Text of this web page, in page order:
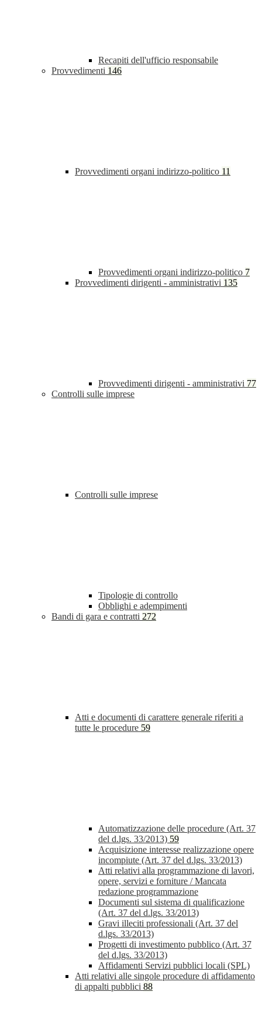
Recapiti dell'ufficio responsabile
Provvedimenti 146
Provvedimenti organi indirizzo-politico 11
Provvedimenti organi indirizzo-politico 7
Provvedimenti dirigenti - amministrativi 135
Provvedimenti dirigenti - amministrativi 77
Controlli sulle imprese
Controlli sulle imprese
Tipologie di controllo
Obblighi e adempimenti
Bandi di gara e contratti 272
Atti e documenti di carattere generale riferiti a
tutte le procedure 59
Automatizzazione delle procedure (Art. 37
del d.lgs. 33/2013) 59
Acquisizione interesse realizzazione opere
incompiute (Art. 37 del d.lgs. 33/2013)
Atti relativi alla programmazione di lavori,
opere, servizi e forniture / Mancata
redazione programmazione
Documenti sul sistema di qualificazione
(Art. 37 del d.lgs. 33/2013)
Gravi illeciti professionali (Art. 37 del
d.lgs. 33/2013)
Progetti di investimento pubblico (Art. 37
del d.lgs. 33/2013)
Affidamenti Servizi pubblici locali (SPL)
Atti relativi alle singole procedure di affidamento
di appalti pubblici 88